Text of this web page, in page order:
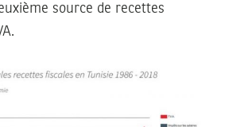
source de recettes